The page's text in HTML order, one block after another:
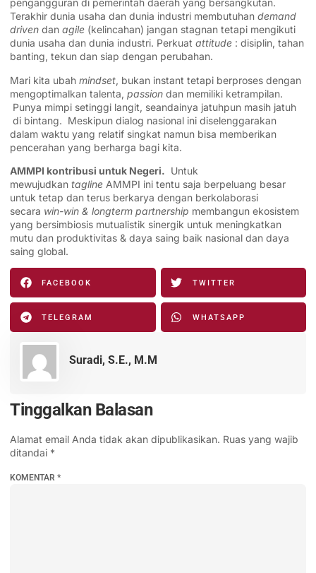
pengangguran di pemerintah daerah yang bersangkutan.
Terakhir dunia usaha dan dunia industri membutuhan demand
driven dan agile (kelincahan) jangan stagnan tetapi mengikuti
dunia usaha dan dunia industri. Perkuat attitude : disiplin, tahan
banting, tekun dan siap dengan perubahan.
Mari kita ubah mindset, bukan instant tetapi berproses dengan
mengoptimalkan talenta, passion dan memiliki ketrampilan.
Punya mimpi setinggi langit, seandainya jatuhpun masih jatuh
di bintang. Meskipun dialog nasional ini diselenggarakan
dalam waktu yang relatif singkat namun bisa memberikan
pencerahan yang berharga bagi kita.
AMMPI kontribusi untuk Negeri. Untuk
mewujudkan tagline AMMPI ini tentu saja berpeluang besar
untuk tetap dan terus berkarya dengan berkolaborasi
secara win-win & longterm partnership membangun ekosistem
yang bersimbiosis mutualistik sinergik untuk meningkatkan
mutu dan produktivitas & daya saing baik nasional dan daya
saing global.
FACEBOOK TWITTER
TELEGRAM WHATSAPP
Suradi, S.E., M.M
Tinggalkan Balasan
Alamat email Anda tidak akan dipublikasikan. Ruas yang wajib
ditandai *
KOMENTAR *